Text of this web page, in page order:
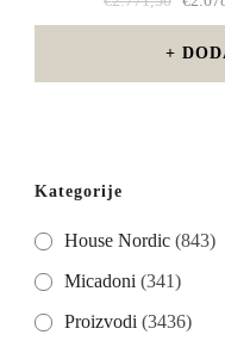
BILA
Kategorije
House Nordic (843)
Micadoni (341)
Proizvodi (3436)